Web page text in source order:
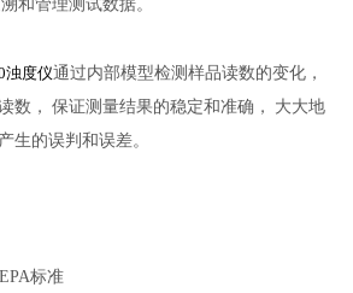
和管理测试数据。
浊度仪通过内部模型检测样品读数的变化，
数， 保证测量结果的稳定和准确， 大大地
生的误判和误差。
标准